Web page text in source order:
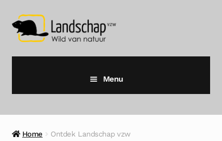
Menu
Agenda
Home Ontdek Landschap vzw